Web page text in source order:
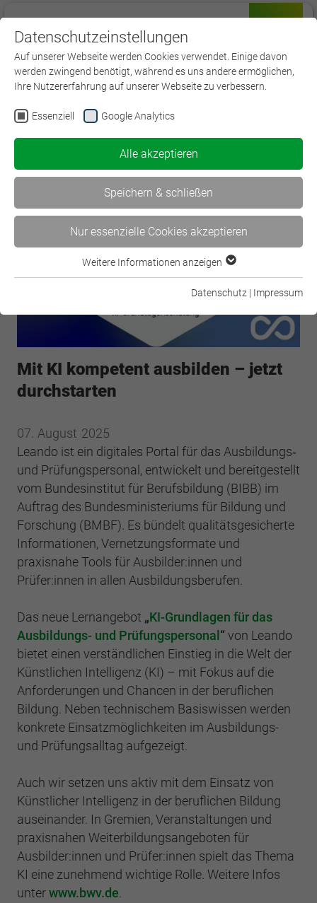
< WissenVersichert – Der…
Jetzt anmelden: Promptathon… >
Mit KI kompetent ausbilden – jetzt
durchstarten
07. August 2025
Leando ist ein digitales Portal für das Ausbildungs‑
und Prüfungspersonal, entwickelt und bereitgestellt
vom Bundesinstitut für Berufsbildung (BIBB) im
Auftrag des Bundesministeriums für Bildung und
Forschung (BMBF). Es bündelt qualitätsgesicherte
Informationen, Vernetzungsformate und
praxisnahe Tools für Ausbilder:innen und
Prüfer:innen in allen Ausbildungsberufen.
Das neue Lernangebot „KI-Grundlagen für das
Ausbildungs- und Prüfungspersonal “von Leando
bietet einen verständlichen Einstieg in die Welt der
Künstlichen Intelligenz (KI) – mit Fokus auf die
Anforderungen und Chancen in der beruflichen
Bildung. Neben technischem Basiswissen werden
konkrete Einsatzmöglichkeiten im Ausbildungs-
und Prüfungsalltag aufgezeigt.
Auch wir setzen uns aktiv mit dem Einsatz von
Künstlicher Intelligenz in der beruflichen Bildung
auseinander. In Gremien, Veranstaltungen und
praxisnahen Weiterbildungsangeboten für
Ausbilder:innen und Prüfer:innen spielt das Thema
KI eine zunehmend wichtige Rolle. Weitere Infos
unterwww.bwv.de.
Datenschutzeinstellungen
Auf unserer Webseite werden Cookies verwendet. Einige davon
werden zwingend benötigt, während es uns andere ermöglichen,
Ihre Nutzererfahrung auf unserer Webseite zu verbessern.
Essenziell Google Analytics
Alle akzeptieren
Speichern & schließen
Nur essenzielle Cookies akzeptieren
Essenzielle Cookies werden für grundlegende Funktionen der
Webseite einwandfrei funktioniert.
Name cookie_optin
Anbieter BWV Verband
Dieses Cookie wird verwendet, um Ihre
Cookie-Einstellungen für diese Website zu
speichern.
Name SgCookieOptin.lastPreferences
Anbieter BWV Verband
Laufzeit 1 Jahr
Zweck
Dieser Wert speichert Ihre Consent-
Einstellungen. Unter anderem eine zufällig
generierte ID, für die historische
Speicherung Ihrer vorgenommen
Einstellungen, falls der Webseiten-Betreiber
dies eingestellt hat.
Name fe_typo3_user
Anbieter BWV Verband
Laufzeit Sitzungsende
Zweck
Speicherung der Benutzer-ID bei
Anmeldung über den Webseiten-Login .
Cookie-Informationen anzeigen
Google Analytics
Anbieter Google Analytics
Laufzeit 2 Jahre
Zweck
Registriert eine eindeutige ID, die verwendet
wird, um statistische Daten dazu, wie der
Besucher die Website nutzt, zu generieren.
Google Analytics
Laufzeit 2 Jahre
Zweck
Sammelt Daten dazu, wie oft ein Benutzer
eine Website besucht hat, sowie Daten für
den ersten und letzten Besuch. Von Google
Analytics verwendet.
Name _gid
Anbieter Google Analytics
Laufzeit
Zweck
Registriert eine eindeutige ID, die verwendet
wird, um statistische Daten dazu, wie der
Weitere Informationen anzeigen
Datenschutz | Impressum